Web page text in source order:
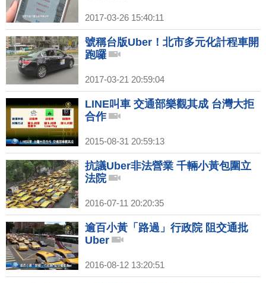
2017-03-26 15:40:11
號稱台版Uber！北市多元化計程車開
跑囉
2017-03-21 20:59:04
LINE叫車 交通部樂觀其成 台灣大拒
合作
2015-08-31 20:59:13
抗議Uber非法營業 千輛小黃包圍立
法院
2016-07-11 20:20:35
逾百小黃「路過」行政院 阻交通批
Uber
2016-08-12 13:20:51